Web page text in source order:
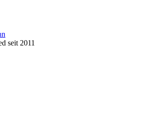
seit 2011